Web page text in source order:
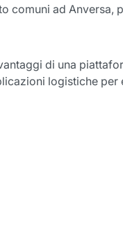
comuni ad Anversa,
di una
logistiche